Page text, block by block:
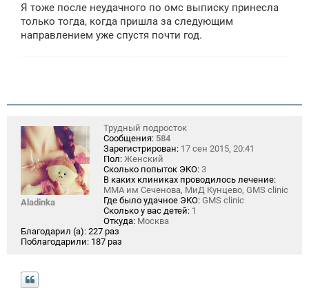
Я тоже после неудачного по омс выписку принесла
только тогда, когда пришла за следующим
направлением уже спустя почти год.
Aladinka
Трудный подросток
Сообщения: 584
Зарегистрирован: 17 сен 2015, 20:41
Пол: Женский
Сколько попыток ЭКО: 3
В каких клиниках проводилось лечение:
ММА им Сеченова, МиД Кунцево, GMS clinic
Где было удачное ЭКО: GMS clinic
Сколько у вас детей: 1
Откуда: Москва
Благодарил (а): 227 раз
Поблагодарили: 187 раз